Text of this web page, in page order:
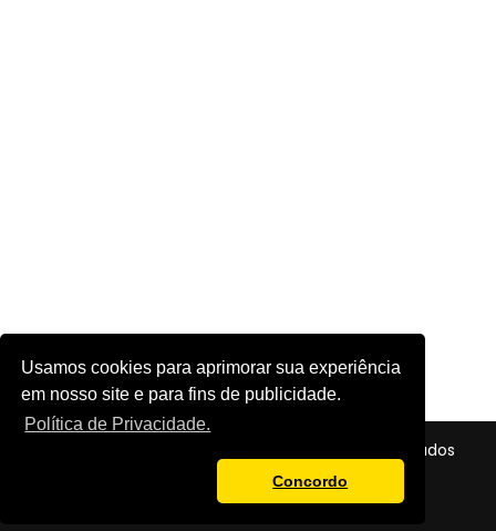
Usamos cookies para aprimorar sua experiência
em nosso site e para fins de publicidade.
Política de Privacidade.
Concordo
© 2026 - Futebol em Foco - Todos os direitos reservados